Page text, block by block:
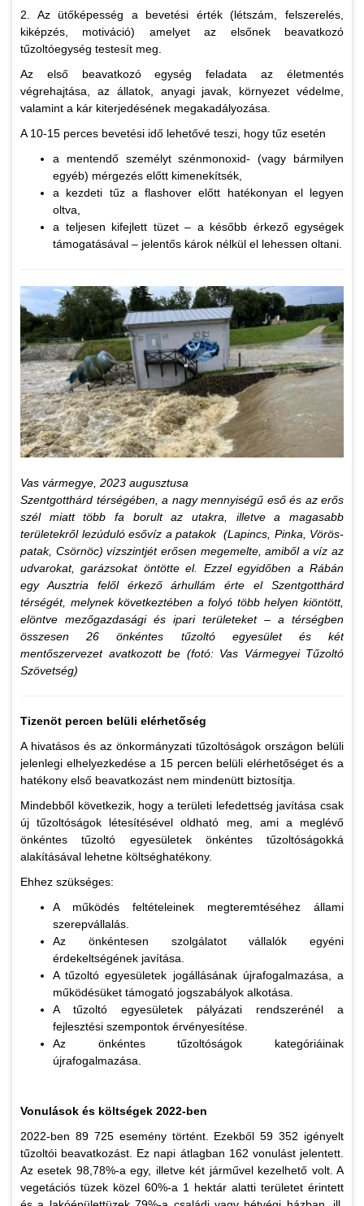
2. Az ütőképesség a bevetési érték (létszám, felszerelés,
kiképzés, motiváció) amelyet az elsőnek beavatkozó
tűzoltóegység testesít meg.
Az első beavatkozó egység feladata az életmentés
végrehajtása, az állatok, anyagi javak, környezet védelme,
valamint a kár kiterjedésének megakadályozása.
A 10-15 perces bevetési idő lehetővé teszi, hogy tűz esetén
a mentendő személyt szénmonoxid- (vagy bármilyen
egyéb) mérgezés előtt kimenekítsék,
a kezdeti tűz a flashover előtt hatékonyan el legyen
oltva,
a teljesen kifejlett tüzet – a később érkező egységek
támogatásával – jelentős károk nélkül el lehessen oltani.
Vas vármegye, 2023 augusztusa
Szentgotthárd térségében, a nagy mennyiségű eső és az erős
szél miatt több fa borult az utakra, illetve a magasabb
területekről lezúduló esővíz a patakok (Lapincs, Pinka, Vörös-
patak, Csörnöc) vízszintjét erősen megemelte, amiből a víz az
udvarokat, garázsokat öntötte el. Ezzel egyidőben a Rábán
egy Ausztria felől érkező árhullám érte el Szentgotthárd
térségét, melynek következtében a folyó több helyen kiöntött,
elöntve mezőgazdasági és ipari területeket – a térségben
összesen 26 önkéntes tűzoltó egyesület és két
mentőszervezet avatkozott be (fotó: Vas Vármegyei Tűzoltó
Szövetség)
Tizenöt percen belüli elérhetőség
A hivatásos és az önkormányzati tűzoltóságok országon belüli
jelenlegi elhelyezkedése a 15 percen belüli elérhetőséget és a
hatékony első beavatkozást nem mindenütt biztosítja.
Mindebből következik, hogy a területi lefedettség javítása csak
új tűzoltóságok létesítésével oldható meg, ami a meglévő
önkéntes tűzoltó egyesületek önkéntes tűzoltóságokká
alakításával lehetne költséghatékony.
Ehhez szükséges:
A működés feltételeinek megteremtéséhez állami
szerepvállalás.
Az önkéntesen szolgálatot vállalók egyéni
érdekeltségének javítása.
A tűzoltó egyesületek jogállásának újrafogalmazása, a
működésüket támogató jogszabályok alkotása.
A tűzoltó egyesületek pályázati rendszerénél a
fejlesztési szempontok érvényesítése.
Az önkéntes tűzoltóságok kategóriáinak
újrafogalmazása.
Vonulások és költségek 2022-ben
2022-ben 89 725 esemény történt. Ezekből 59 352 igényelt
tűzoltói beavatkozást. Ez napi átlagban 162 vonulást jelentett.
Az esetek 98,78%-a egy, illetve két járművel kezelhető volt. A
vegetációs tüzek közel 60%-a 1 hektár alatti területet érintett